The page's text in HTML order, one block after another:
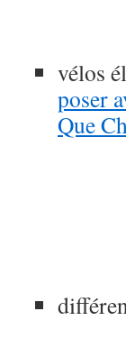
vélos
poser
Que